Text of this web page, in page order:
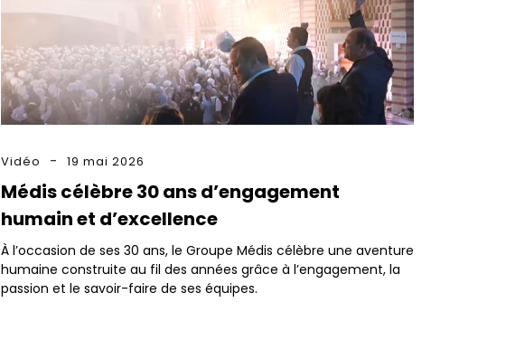
Vidéo 19 mai 2026
Médis célèbre 30 ans d’engagement
humain et d’excellence
À l’occasion de ses 30 ans, le Groupe Médis célèbre une aventure
humaine construite au fil des années grâce à l’engagement, la
passion et le savoir-faire de ses équipes.